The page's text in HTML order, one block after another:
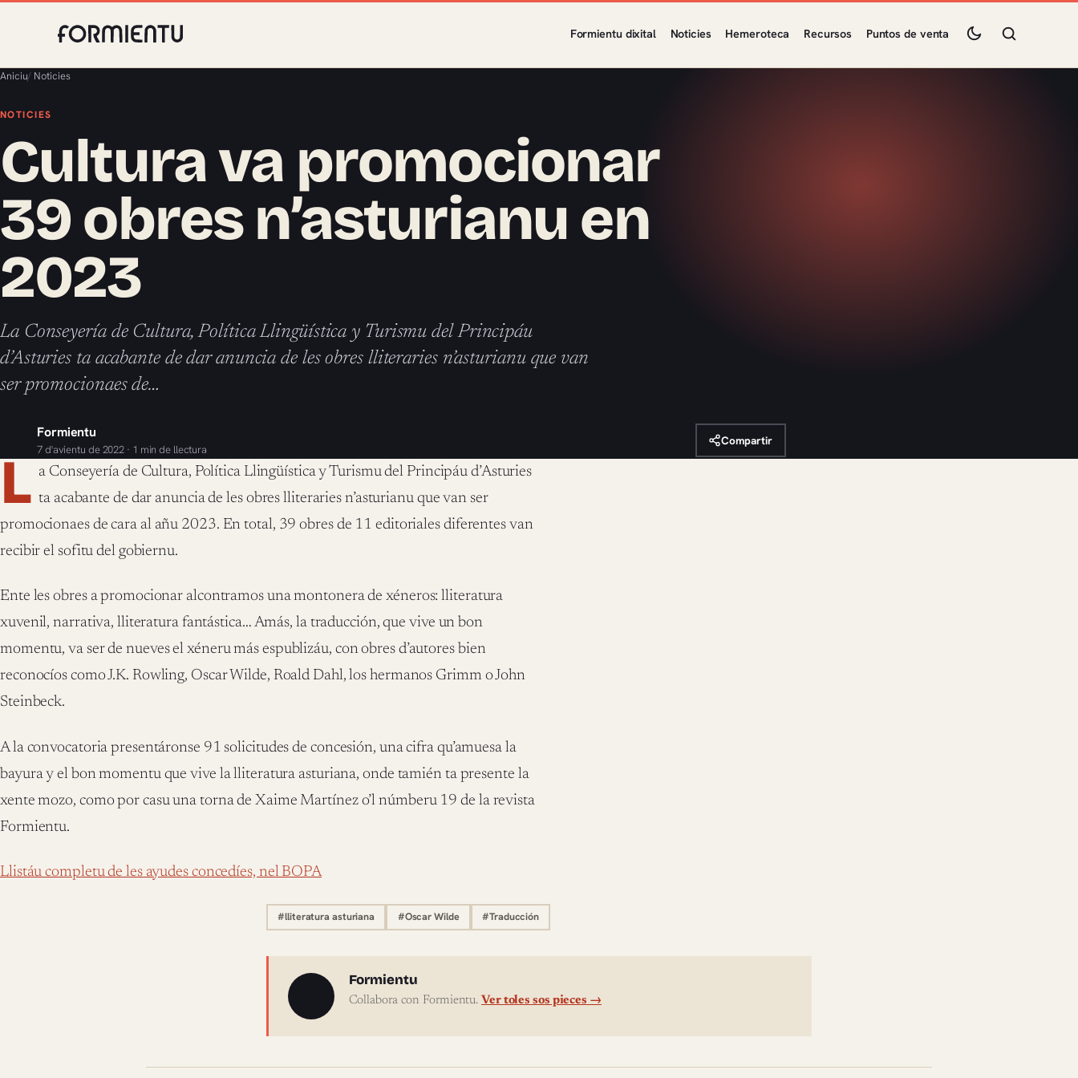
Formientu dixital Noticies Hemeroteca Recursos Puntos de venta
Aniciu/ Noticies
NOTICIES
Cultura va promocionar
39 obres n’asturianu en
2023
La Conseyería de Cultura, Política Llingüística y Turismu del Principáu
d’Asturies ta acabante de dar anuncia de les obres lliteraries n’asturianu que van
ser promocionaes de…
Formientu
7 d'avientu de 2022 · 1 min de llectura
Compartir
L a Conseyería de Cultura, Política Llingüística y Turismu del Principáu d’Asturies
ta acabante de dar anuncia de les obres lliteraries n’asturianu que van ser
promocionaes de cara al añu 2023. En total, 39 obres de 11 editoriales diferentes van
recibir el sofitu del gobiernu.
Ente les obres a promocionar alcontramos una montonera de xéneros: lliteratura
xuvenil, narrativa, lliteratura fantástica… Amás, la traducción, que vive un bon
momentu, va ser de nueves el xéneru más espublizáu, con obres d’autores bien
reconocíos como J.K. Rowling, Oscar Wilde, Roald Dahl, los hermanos Grimm o John
Steinbeck.
A la convocatoria presentáronse 91 solicitudes de concesión, una cifra qu’amuesa la
bayura y el bon momentu que vive la lliteratura asturiana, onde tamién ta presente la
xente mozo, como por casu una torna de Xaime Martínez o’l númberu 19 de la revista
Formientu.
Llistáu completu de les ayudes concedíes, nel BOPA
#lliteratura asturiana #Oscar Wilde #Traducción
Sobre l'autor
Formientu
Collabora con Formientu.Ver toles sos pieces →